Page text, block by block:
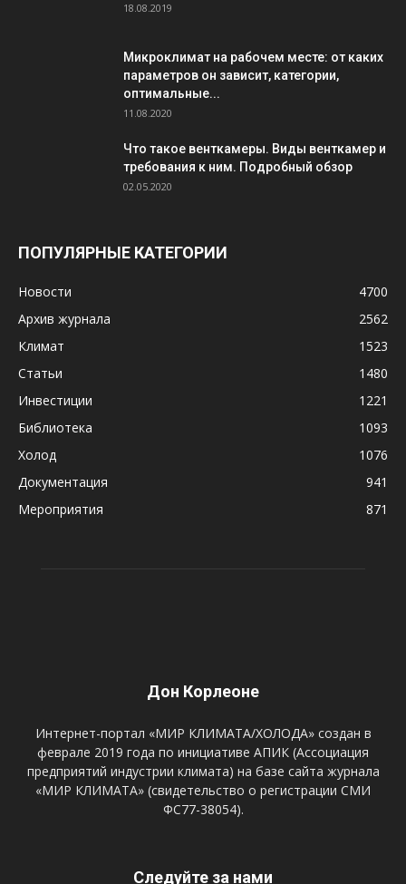
18.08.2019
Микроклимат на рабочем месте: от каких
параметров он зависит, категории,
оптимальные...
11.08.2020
Что такое венткамеры. Виды венткамер и
требования к ним. Подробный обзор
02.05.2020
ПОПУЛЯРНЫЕ КАТЕГОРИИ
Новости
4700
Архив журнала
2562
Климат
1523
Статьи
1480
Инвестиции
1221
Библиотека
1093
Холод
1076
Документация
941
Мероприятия
871
Дон Корлеоне
Интернет-портал «МИР КЛИМАТА/ХОЛОДА» создан в
феврале 2019 года по инициативе АПИК (Ассоциация
предприятий индустрии климата) на базе сайта журнала
«МИР КЛИМАТА» (свидетельство о регистрации СМИ
ФС77-38054).
Следуйте за нами